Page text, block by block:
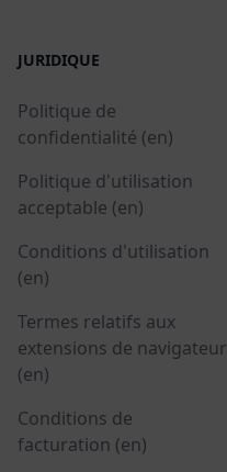
JURIDIQUE
Politique de
confidentialité (en)
Politique d'utilisation
acceptable (en)
Conditions d'utilisation
(en)
Termes relatifs aux
extensions de navigateur
(en)
Conditions de
facturation (en)